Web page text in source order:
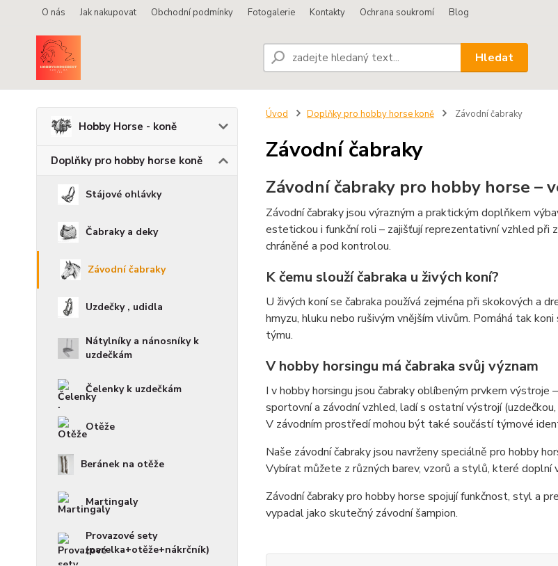
O nás Jak nakupovat Obchodní podmínky Fotogalerie Kontakty Ochrana soukromí Blog
Hledat
Hobby Horse - koně
Doplňky pro hobby horse koně
Stájové ohlávky
Čabraky a deky
Závodní čabraky
Uzdečky , udidla
Nátylníky a nánosníky k
uzdečkám
Čelenky k uzdečkám
Otěže
Beránek na otěže
Martingaly
Provazové sety
(parelka+otěže+nákrčník)
Úvod Doplňky pro hobby horse koně Závodní čabraky
Závodní čabraky
Závodní čabraky pro hobby horse –
Závodní čabraky jsou výrazným a praktickým doplňkem
estetickou i funkční roli – zajišťují reprezentativní vzhled při
chráněné a pod kontrolou.
K čemu slouží čabraka u živých koní?
U živých koní se čabraka používá zejména při skokových a
hmyzu, hluku nebo rušivým vnějším vlivům. Pomáhá tak
týmu.
V hobby horsingu má čabraka svůj význam
I v hobby horsingu jsou čabraky oblíbeným prvkem výstroje
sportovní a závodní vzhled, ladí s ostatní výstrojí
V závodním prostředí mohou být také součástí týmové
Naše závodní čabraky jsou navrženy speciálně pro hobby
Vybírat můžete z různých barev, vzorů a stylů, které doplní
Závodní čabraky pro hobby horse spojují funkčnost, styl a
vypadal jako skutečný závodní šampion.